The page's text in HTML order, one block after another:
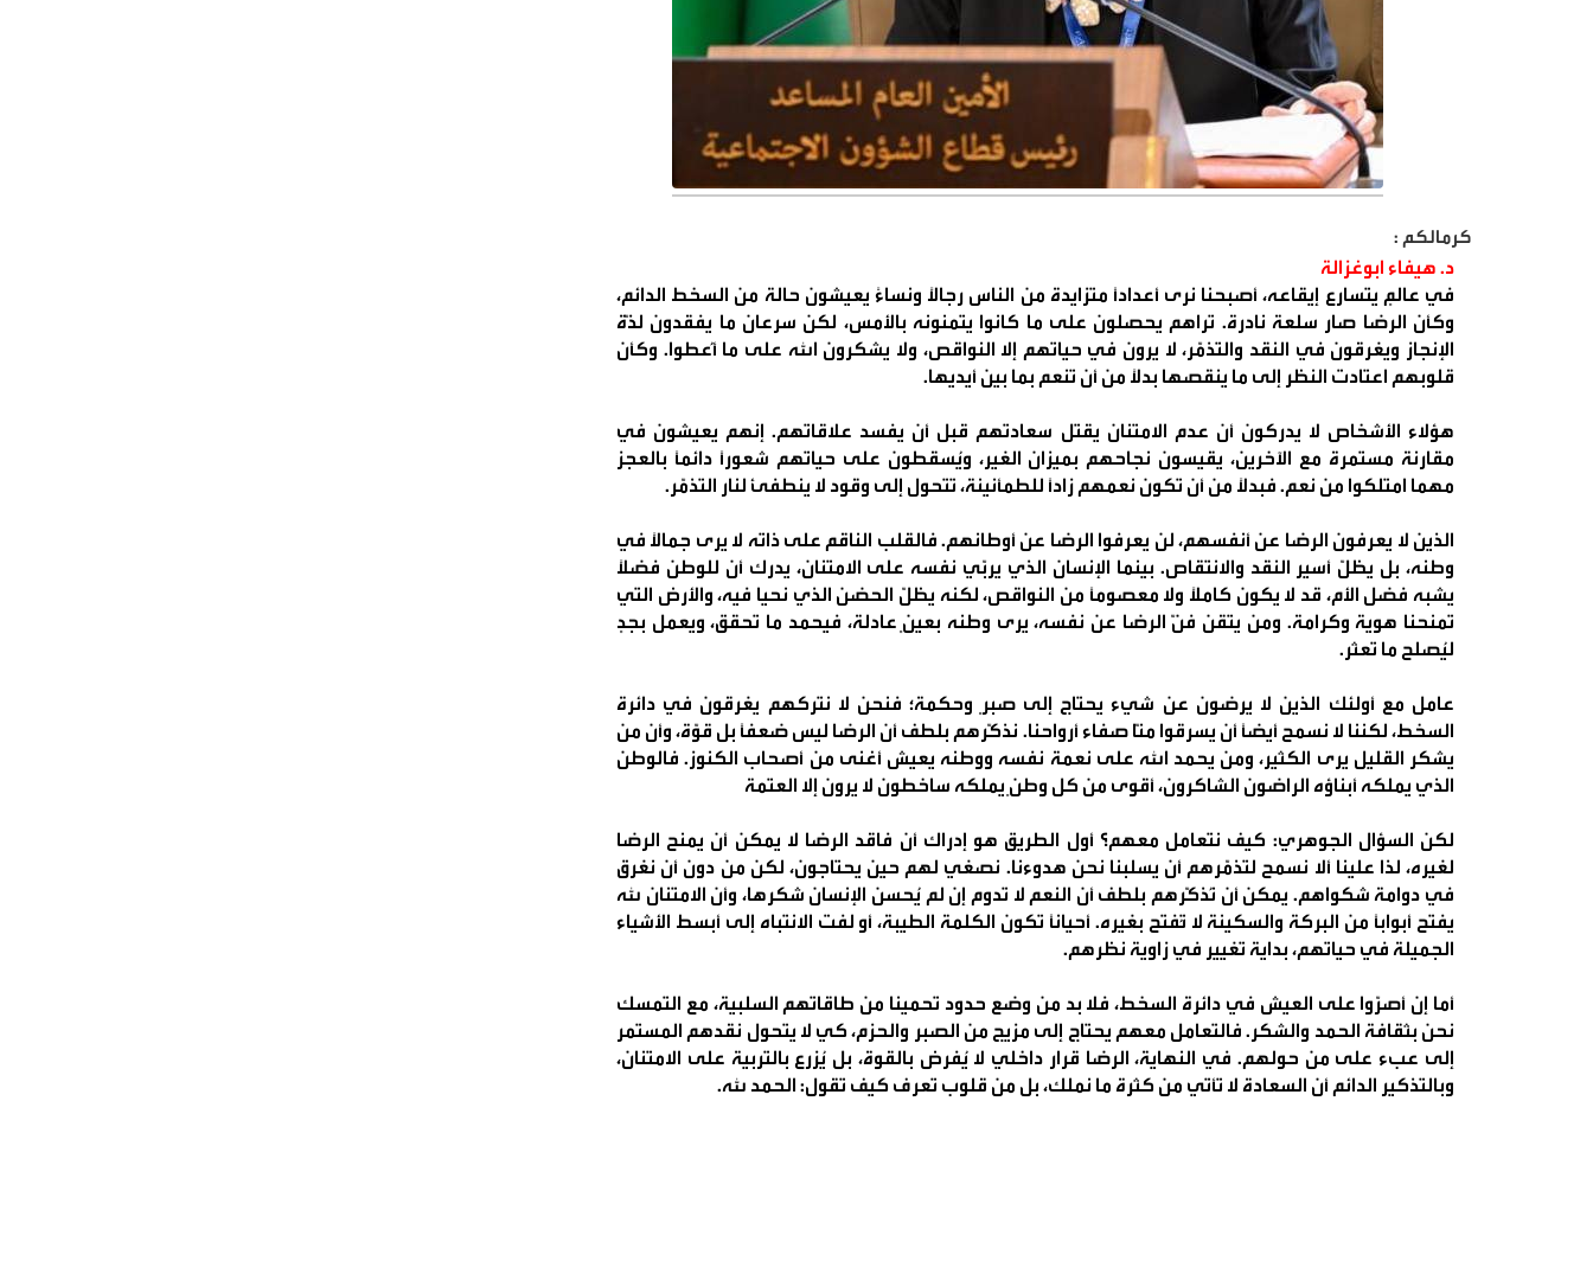
كرمالكم :
د. هيفاء ابوغزالة
في عالمٍ يتسارع إيقاعه، أصبحنا نرى أعدادًا متزايدة من الناس رجالًا ونساءً يعيشون حالة من السخط الدائم،
وكأن الرضا صار سلعة نادرة. تراهم يحصلون على ما كانوا يتمنونه بالأمس، لكن سرعان ما يفقدون لذّة
الإنجاز ويغرقون في النقد والتذمّر، لا يرون في حياتهم إلا النواقص، ولا يشكرون الله على ما أُعطوا. وكأن
قلوبهم اعتادت النظر إلى ما ينقصها بدلًا من أن تنعم بما بين أيديها.
هؤلاء الأشخاص لا يدركون أن عدم الامتنان يقتل سعادتهم قبل أن يفسد علاقاتهم. إنهم يعيشون في
مقارنة مستمرة مع الآخرين، يقيسون نجاحهم بميزان الغير، ويُسقطون على حياتهم شعورًا دائمًا بالعجز
مهما امتلكوا من نعم. فبدلًا من أن تكون نعمهم زادًا للطمأنينة، تتحول إلى وقود لا ينطفئ لنار التذمّر.
الذين لا يعرفون الرضا عن أنفسهم، لن يعرفوا الرضا عن أوطانهم. فالقلب الناقم على ذاته لا يرى جمالًا في
وطنه، بل يظلّ أسير النقد والانتقاص. بينما الإنسان الذي يربّي نفسه على الامتنان، يدرك أن للوطن فضلًا
يشبه فضل الأم، قد لا يكون كاملًا ولا معصومًا من النواقص، لكنه يظلّ الحضن الذي نحيا فيه، والأرض التي
تمنحنا هوية وكرامة. ومن يتقن فنّ الرضا عن نفسه، يرى وطنه بعينٍ عادلة، فيحمد ما تحقق، ويعمل بجدٍ
ليُصلح ما تعثر.
عامل مع أولئك الذين لا يرضون عن شيء يحتاج إلى صبرٍ وحكمة؛ فنحن لا نتركهم يغرقون في دائرة
السخط، لكننا لا نسمح أيضًا أن يسرقوا منّا صفاء أرواحنا. نذكّرهم بلطف أن الرضا ليس ضعفًا بل قوّة، وأن من
يشكر القليل يرى الكثير، ومن يحمد الله على نعمة نفسه ووطنه يعيش أغنى من أصحاب الكنوز. فالوطن
الذي يملكه أبناؤه الراضون الشاكرون، أقوى من كل وطنٍ يملكه ساخطون لا يرون إلا العتمة
لكن السؤال الجوهري: كيف نتعامل معهم؟ أول الطريق هو إدراك أن فاقد الرضا لا يمكن أن يمنح الرضا
لغيره، لذا علينا ألا نسمح لتذمّرهم أن يسلبنا نحن هدوءنا. نصغي لهم حين يحتاجون، لكن من دون أن نغرق
في دوامة شكواهم. يمكن أن نُذكّرهم بلطف أن النعم لا تدوم إن لم يُحسن الإنسان شكرها، وأن الامتنان لله
يفتح أبوابًا من البركة والسكينة لا تُفتح بغيره. أحيانًا تكون الكلمة الطيبة، أو لفت الانتباه إلى أبسط الأشياء
الجميلة في حياتهم، بداية تغيير في زاوية نظرهم.
أما إن أصرّوا على العيش في دائرة السخط، فلا بد من وضع حدود تحمينا من طاقاتهم السلبية، مع التمسك
نحن بثقافة الحمد والشكر. فالتعامل معهم يحتاج إلى مزيج من الصبر والحزم، كي لا يتحول نقدهم المستمر
إلى عبء على من حولهم. في النهاية، الرضا قرار داخلي لا يُفرض بالقوة، بل يُزرع بالتربية على الامتنان،
وبالتذكير الدائم أن السعادة لا تأتي من كثرة ما نملك، بل من قلوب تعرف كيف تقول: الحمد لله.